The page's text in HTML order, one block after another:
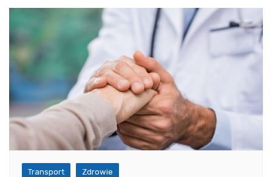
Transport Zdrowie